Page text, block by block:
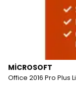
MICROSOFT